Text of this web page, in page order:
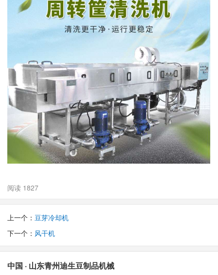
阅读 1827
上一个： 豆芽冷却机
下一个： 风干机
中国 · 山东青州迪生豆制品机械